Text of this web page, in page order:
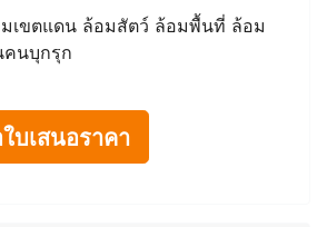
เขตแดน ล้อมสัตว์ ล้อมพื้นที่ ล้อม
นบุกรุก
บเสนอราคา